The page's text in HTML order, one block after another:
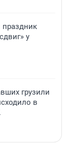
праздник
у
грузили
в